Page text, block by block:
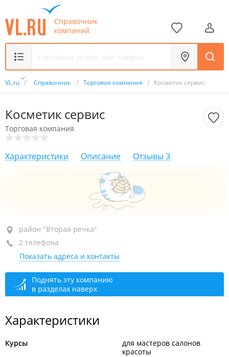
Справочник
компаний
VL.ru / Справочник / Торговая компания / Косметик сервис
Косметик сервис
Торговая компания
Характеристики Описание Отзывы 3
район "Вторая речка", пр-т 100-летия Владивостока,
84А
1-й этаж
+7 914 790-76-00
+7 902 505-49-74
район "Вторая речка"
2 телефона
Показать адреса и контакты
Поднять эту компанию
в разделах наверх
Характеристики
Курсы
для мастеров салонов
красоты